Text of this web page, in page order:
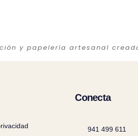
y papelería artesanal
Conecta
941 499 611